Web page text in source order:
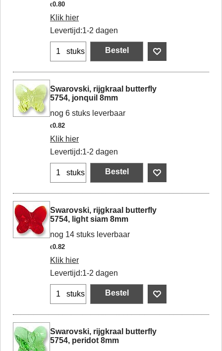
€0.80
Klik hier
Levertijd:1-2 dagen
stuks Bestel
Swarovski, rijgkraal butterfly
5754, jonquil 8mm
nog 6 stuks leverbaar
€0.82
Klik hier
Levertijd:1-2 dagen
stuks Bestel
Swarovski, rijgkraal butterfly
5754, light siam 8mm
nog 14 stuks leverbaar
€0.82
Klik hier
Levertijd:1-2 dagen
stuks Bestel
Swarovski, rijgkraal butterfly
5754, peridot 8mm